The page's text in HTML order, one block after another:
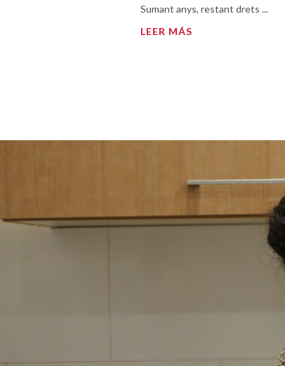
Sumant anys, restant drets ...
LEER MÁS